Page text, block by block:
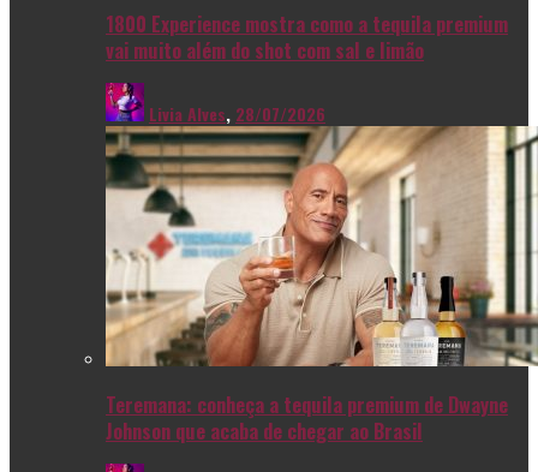
1800 Experience mostra como a tequila premium
vai muito além do shot com sal e limão
Livia Alves, 28/07/2026
Teremana: conheça a tequila premium de Dwayne
Johnson que acaba de chegar ao Brasil